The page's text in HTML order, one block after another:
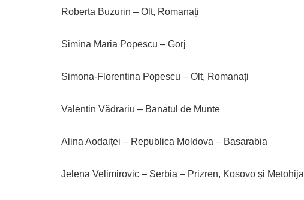
Roberta Buzurin – Olt, Romanați
Simina Maria Popescu – Gorj
Simona-Florentina Popescu – Olt, Romanați
Valentin Vădrariu – Banatul de Munte
Alina Aodaiței – Republica Moldova – Basarabia
Jelena Velimirovic – Serbia – Prizren, Kosovo și Metohija